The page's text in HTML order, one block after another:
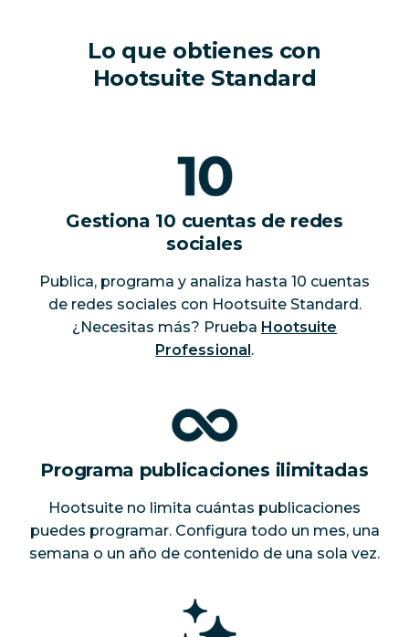
Lo que obtienes con
Hootsuite Standard
Gestiona 10 cuentas de redes
sociales
Publica, programa y analiza hasta 10 cuentas
de redes sociales con Hootsuite Standard.
¿Necesitas más? Prueba Hootsuite
Professional.
Programa publicaciones ilimitadas
Hootsuite no limita cuántas publicaciones
puedes programar. Configura todo un mes, una
semana o un año de contenido de una sola vez.